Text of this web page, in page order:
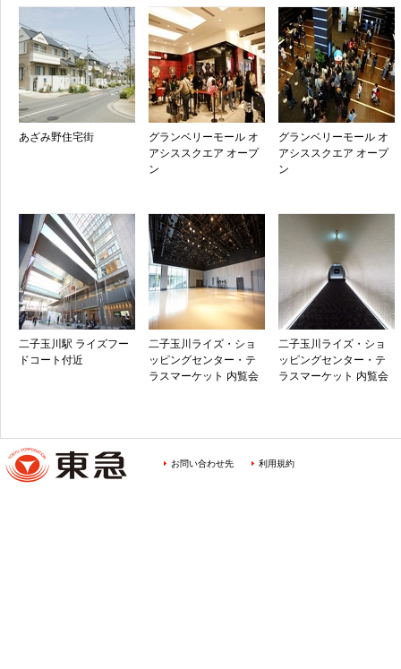
あざみ野住宅街
グランベリーモール オ
アシススクエア オープ
ン
グランベリーモール オ
アシススクエア オープ
ン
二子玉川駅 ライズフー
ドコート付近
二子玉川ライズ・ショ
ッピングセンター・テ
ラスマーケット 内覧会
二子玉川ライズ・ショ
ッピングセンター・テ
ラスマーケット 内覧会
お問い合わせ先 利用規約